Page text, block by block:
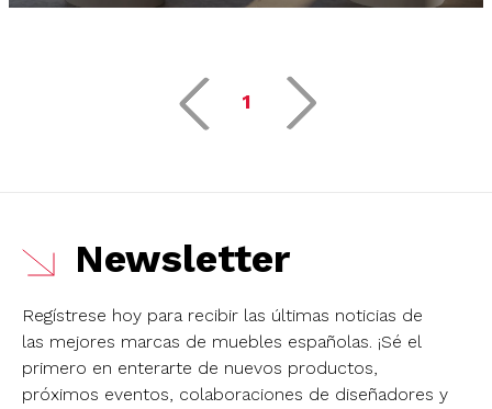
1
Newsletter
Regístrese hoy para recibir las últimas noticias de
las mejores marcas de muebles españolas. ¡Sé el
primero en enterarte de nuevos productos,
próximos eventos, colaboraciones de diseñadores y